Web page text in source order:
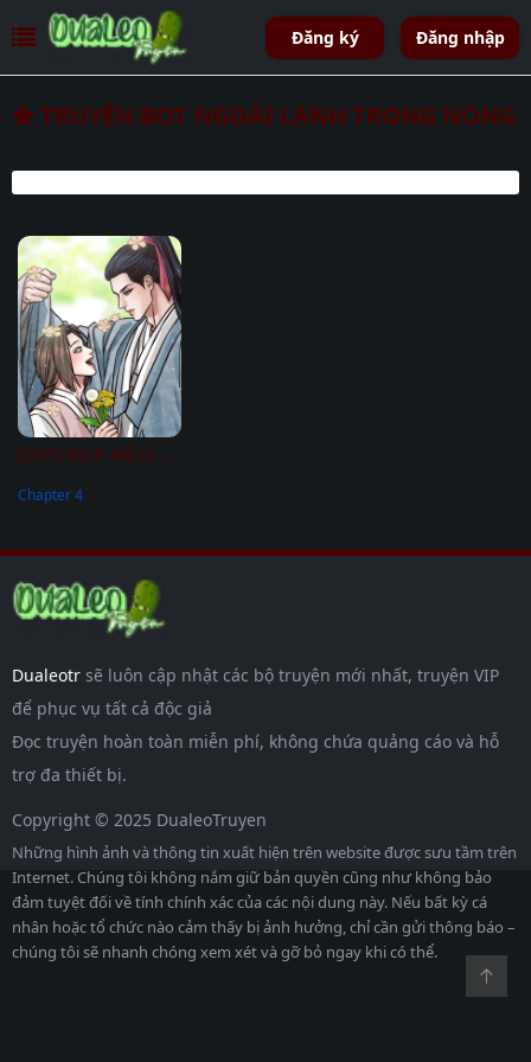
Đăng ký Đăng nhập
TRUYỆN BOT NGOÀI LẠNH TRONG NÓNG
[CNT] Định Mệnh Mùa Đông
Chapter 4
Dualeotr sẽ luôn cập nhật các bộ truyện mới nhất, truyện VIP
để phục vụ tất cả độc giả
Đọc truyện hoàn toàn miễn phí, không chứa quảng cáo và hỗ
trợ đa thiết bị.
Copyright © 2025 DualeoTruyen
Những hình ảnh và thông tin xuất hiện trên website được sưu tầm trên
Internet. Chúng tôi không nắm giữ bản quyền cũng như không bảo
đảm tuyệt đối về tính chính xác của các nội dung này. Nếu bất kỳ cá
nhân hoặc tổ chức nào cảm thấy bị ảnh hưởng, chỉ cần gửi thông báo –
chúng tôi sẽ nhanh chóng xem xét và gỡ bỏ ngay khi có thể.